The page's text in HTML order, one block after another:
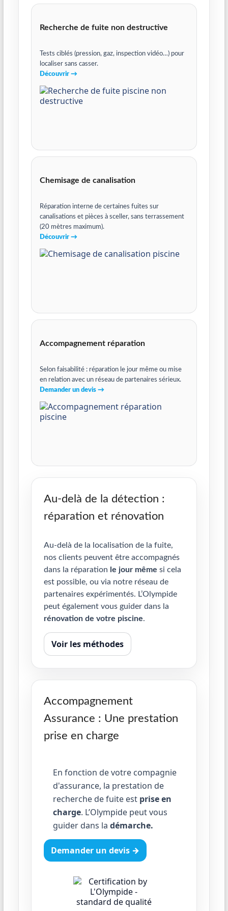
Recherche de fuite non destructive
Tests ciblés (pression, gaz, inspection vidéo…) pour
localiser sans casser.
Découvrir →
Chemisage de canalisation
Réparation interne de certaines fuites sur
canalisations et pièces à sceller, sans terrassement
(20 mètres maximum).
Découvrir →
Accompagnement réparation
Selon faisabilité : réparation le jour même ou mise
en relation avec un réseau de partenaires sérieux.
Demander un devis →
Au-delà de la détection :
réparation et rénovation
Au-delà de la localisation de la fuite,
nos clients peuvent être accompagnés
dans la réparation le jour même si cela
est possible, ou via notre réseau de
partenaires expérimentés. L’Olympide
peut également vous guider dans la
rénovation de votre piscine.
Voir les méthodes
Accompagnement
Assurance : Une prestation
prise en charge
En fonction de votre compagnie
d'assurance, la prestation de
recherche de fuite est prise en
charge. L’Olympide peut vous
guider dans la démarche.
Demander un devis →